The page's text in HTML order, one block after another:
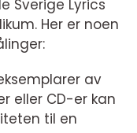
Sverige Lyrics
Her er noen
av
eller CD-er kan
til en